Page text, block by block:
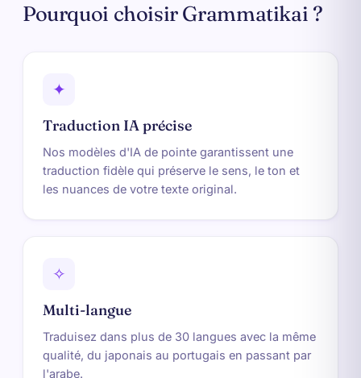
Pourquoi choisir Grammatikai ?
✦
Traduction IA précise
Nos modèles d'IA de pointe garantissent une
traduction fidèle qui préserve le sens, le ton et
les nuances de votre texte original.
✧
Multi-langue
Traduisez dans plus de 30 langues avec la même
qualité, du japonais au portugais en passant par
l'arabe.